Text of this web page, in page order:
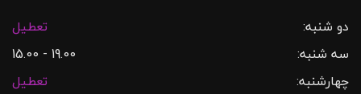
دو شنبه:
تعطیل
سه شنبه:
19.00 - 15.00
چهارشنبه:
تعطیل